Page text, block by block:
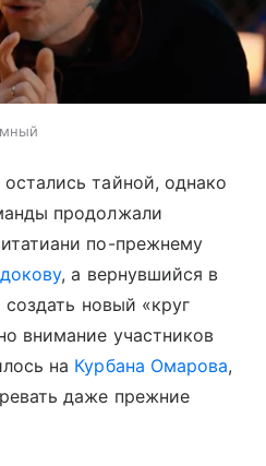
тайной, однако
продолжали
по-прежнему
, а вернувшийся в
новый «круг
внимание участников
на Курбана Омарова,
даже прежние